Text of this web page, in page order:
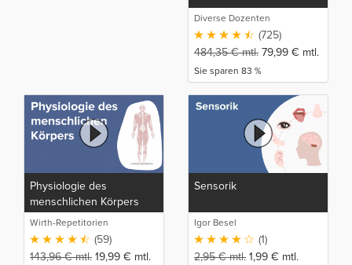
Diverse Dozenten
(725)
484,35€mtl. 79,99 € mtl.
Sie sparen 83 %
Physiologie des
menschlichen Körpers
Wirth-Repetitorien
(59)
143,96€mtl. 19,99 € mtl.
Sensorik
Igor Besel
(1)
2,95€mtl. 1,99 € mtl.